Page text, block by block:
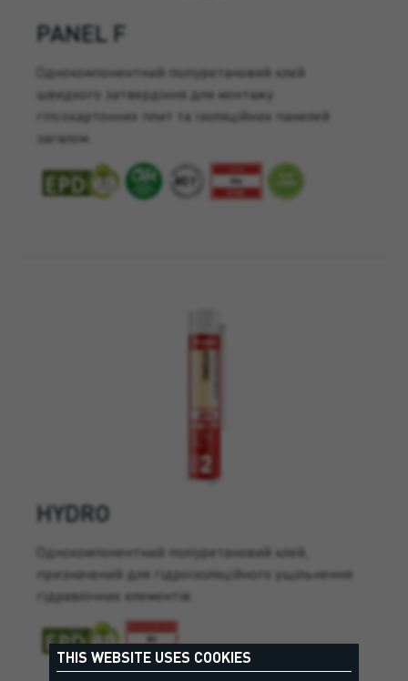
PANEL F
Однокомпонентний поліуретановий клей
швидкого затвердіння для монтажу
гіпсокартонних плит та ізоляційних панелей
загалом.
HYDRO
Однокомпонентний поліуретановий клей,
призначений для гідроізоляційного ущільнення
гідравлічних елементів.
THIS WEBSITE USES COOKIES